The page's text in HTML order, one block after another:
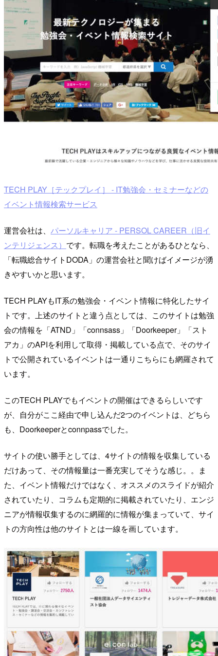
TECH PLAY［テックプレイ］ - IT勉強会・セミナーなどの
イベント情報検索サービス
運営会社は、 パーソルキャリア - PERSOL CAREER（旧イ
ンテリジェンス） です。転職を考えたことがあるひとなら、
「転職総合サイトDODA」の運営会社と聞けばイメージが湧
きやすいかと思います。
TECH PLAYもIT系の勉強会・イベント情報に特化したサイ
トです。上述のサイトと違う点としては、このサイトは勉強
会の情報を「ATND」「connsass」「Doorkeeper」「スト
アカ」のAPIを利用して取得・掲載している点で、そのサイ
トで公開されているイベントは一通りこちらにも網羅されて
います。
このTECH PLAYでもイベントの開催はできるらしいです
が、自分がここ経由で申し込んだ2つのイベントは、どちら
も、Doorkeeperとconnpassでした。
サイトの使い勝手としては、4サイトの情報を収集している
だけあって、その情報量は一番充実してそうな感じ。。ま
た、イベント情報だけではなく、オススメのスライドが紹介
されていたり、コラムも定期的に掲載されていたり、エンジ
ニアが情報収集するのに網羅的に情報が集まっていて、サイ
トの方向性は他のサイトとは一線を画しています。